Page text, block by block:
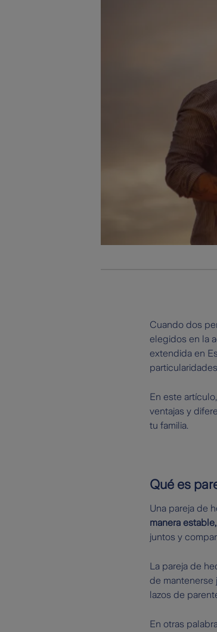
Cuando dos
elegidos en la
extendida en
En este
ventajas y
tu familia.
Qué es
Una pareja de
manera
juntos y
La pareja de
de mantenerse
lazos de
En otras